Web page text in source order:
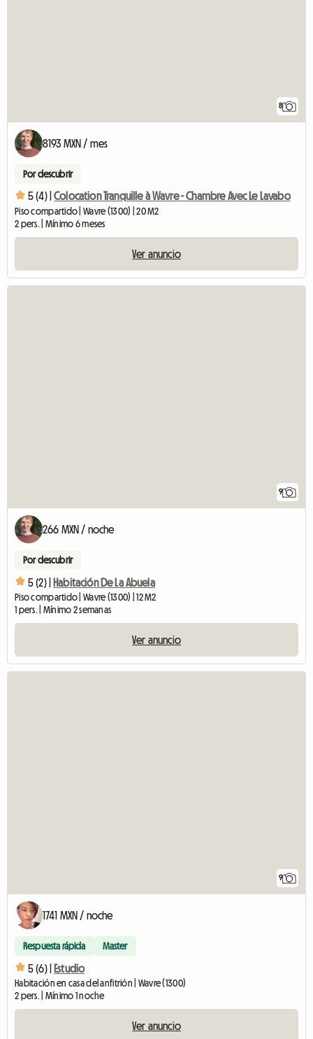
8
8193 MXN / mes
Por descubrir
5 (4) | Colocation Tranquille à Wavre - Chambre Avec Le Lavabo
Piso compartido | Wavre (1300) | 20 M2
2 pers. | Mínimo 6 meses
Ver anuncio
9
266 MXN / noche
Por descubrir
5 (2) | Habitación De La Abuela
Piso compartido | Wavre (1300) | 12 M2
1 pers. | Mínimo 2 semanas
Ver anuncio
9
1741 MXN / noche
Respuesta rápida Master
5 (6) | Estudio
Habitación en casa del anfitrión | Wavre (1300)
2 pers. | Mínimo 1 noche
Ver anuncio